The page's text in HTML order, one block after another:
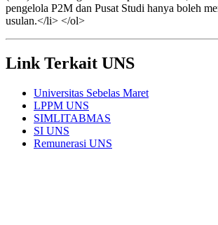
pengelola P2M dan Pusat Studi hanya boleh
usulan.</li> </ol>
Link Terkait UNS
Universitas Sebelas Maret
LPPM UNS
SIMLITABMAS
SI UNS
Remunerasi UNS